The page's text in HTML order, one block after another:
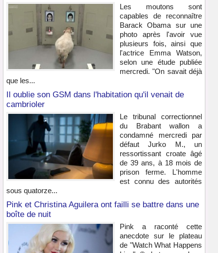
Les moutons sont
capables de reconnaître
Barack Obama sur une
photo après l'avoir vue
plusieurs fois, ainsi que
l'actrice Emma Watson,
selon une étude publiée
mercredi. "On savait déjà
que les...
Il oublie son GSM dans l'habitation qu'il venait de
cambrioler
Le tribunal correctionnel
du Brabant wallon a
condamné mercredi par
défaut Jurko M., un
ressortissant croate âgé
de 39 ans, à 18 mois de
prison ferme. L'homme
est connu des autorités
sous quatorze...
Pink et Christina Aguilera ont failli se battre dans une
boîte de nuit
Pink a raconté cette
anecdote sur le plateau
de "Watch What Happens